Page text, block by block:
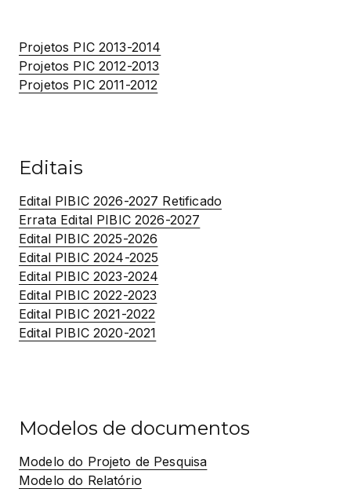
Projetos PIC 2013-2014
Projetos PIC 2012-2013
Projetos PIC 2011-2012
Editais
Edital PIBIC 2026-2027 Retificado
Errata Edital PIBIC 2026-2027
Edital PIBIC 2025-2026
Edital PIBIC 2024-2025
Edital PIBIC 2023-2024
Edital PIBIC 2022-2023
Edital PIBIC 2021-2022
Edital PIBIC 2020-2021
Modelos de documentos
Modelo do Projeto de Pesquisa
Modelo do Relatório